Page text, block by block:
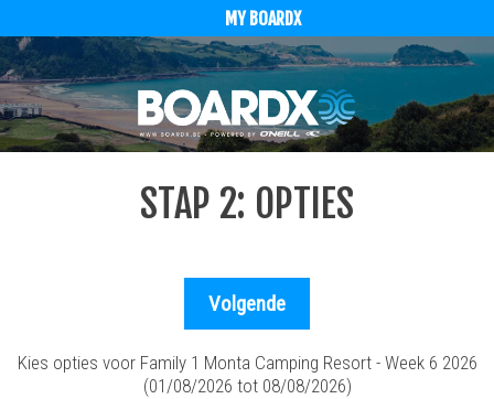
MY BOARDX
STAP 2: OPTIES
Kies opties voor Family 1 Monta Camping Resort - Week 6 2026
(01/08/2026 tot 08/08/2026)